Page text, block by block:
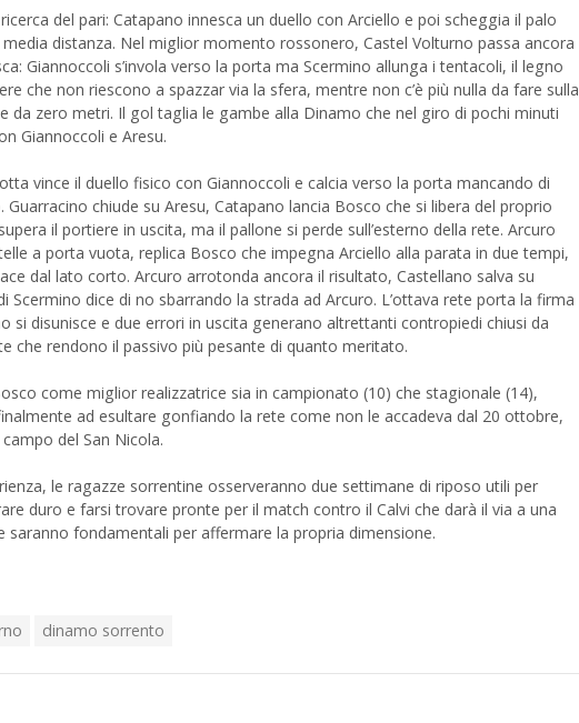
del pari: Catapano innesca un duello con Arciello e poi scheggia il palo
distanza. Nel miglior momento rossonero, Castel Volturno passa ancora
Giannoccoli s’invola verso la porta ma Scermino allunga i tentacoli, il legno
che non riescono a spazzar via la sfera, mentre non c’è più nulla da fare sulla
da zero metri. Il gol taglia le gambe alla Dinamo che nel giro di pochi minuti
Giannoccoli e Aresu.
vince il duello fisico con Giannoccoli e calcia verso la porta mancando di
chiude su Aresu, Catapano lancia Bosco che si libera del proprio
il portiere in uscita, ma il pallone si perde sull’esterno della rete. Arcuro
a porta vuota, replica Bosco che impegna Arciello alla parata in due tempi,
dal lato corto. Arcuro arrotonda ancora il risultato, Castellano salva su
Scermino dice di no sbarrando la strada ad Arcuro. L’ottava rete porta la firma
si disunisce e due errori in uscita generano altrettanti contropiedi chiusi da
che rendono il passivo più pesante di quanto meritato.
come miglior realizzatrice sia in campionato (10) che stagionale (14),
ad esultare gonfiando la rete come non le accadeva dal 20 ottobre,
del San Nicola.
le ragazze sorrentine osserveranno due settimane di riposo utili per
duro e farsi trovare pronte per il match contro il Calvi che darà il via a una
saranno fondamentali per affermare la propria dimensione.
dinamo sorrento